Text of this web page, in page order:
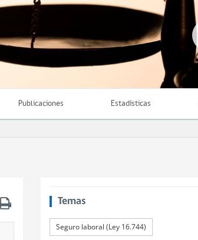
Publicaciones Estadísticas
Temas
Seguro laboral (Ley 16.744)